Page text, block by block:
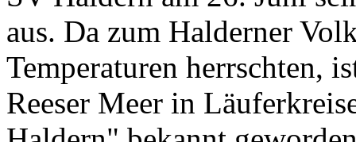
aus. Da zum Halderner
Temperaturen herrschten,
Reeser Meer in